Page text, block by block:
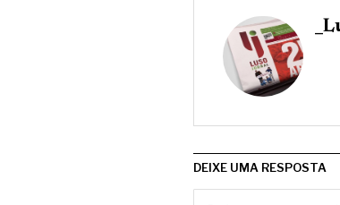
DEIXE UMA RESPOSTA